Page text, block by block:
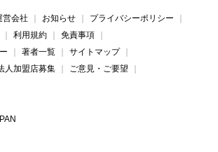
営会社 お知らせ
プライバシーポリシー
利用規約
免責事項
著者一覧
サイトマップ
人加盟店募集
ご意見・ご要望